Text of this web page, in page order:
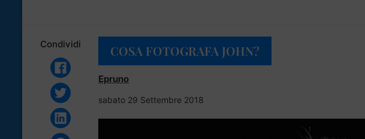
Condividi COSA FOTOGRAFA JOHN?
Epruno
sabato 29 Settembre 2018